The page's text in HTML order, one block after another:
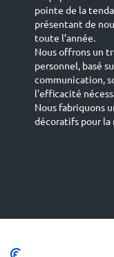
pointe de la
présentant de
toute l’année.
Nous offrons un
personnel, basé
communication,
l’efficacité
Nous fabriquons
décoratifs pour la